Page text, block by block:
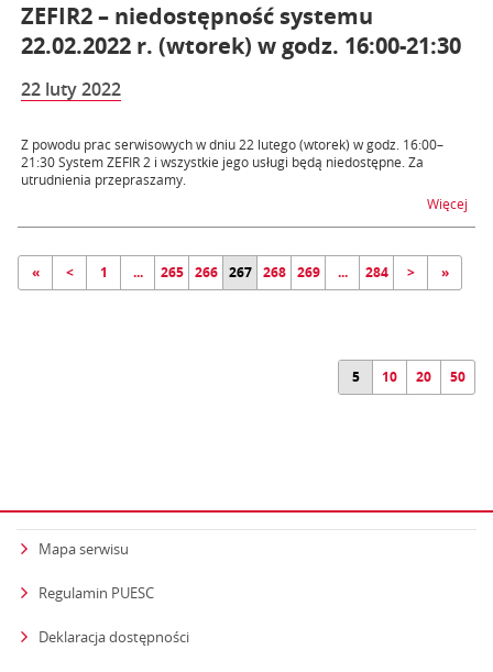
ZEFIR2 – niedostępność systemu
22.02.2022 r. (wtorek) w godz. 16:00-21:30
22 luty 2022
Z powodu prac serwisowych w dniu 22 lutego (wtorek) w godz. 16:00–
21:30 System ZEFIR 2 i wszystkie jego usługi będą niedostępne. Za
utrudnienia przepraszamy.
Więcej
« < 1 ... 265 266 267 268 269 ... 284 > »
5 10 20 50
Mapa serwisu
Regulamin PUESC
Deklaracja dostępności